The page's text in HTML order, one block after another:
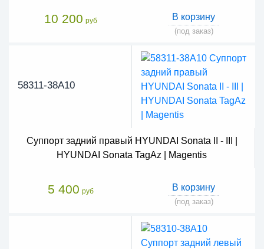
10 200 руб В корзину
(под заказ)
58311-38A10
Суппорт задний правый HYUNDAI Sonata II - III |
HYUNDAI Sonata TagAz | Magentis
5 400 руб В корзину
(под заказ)